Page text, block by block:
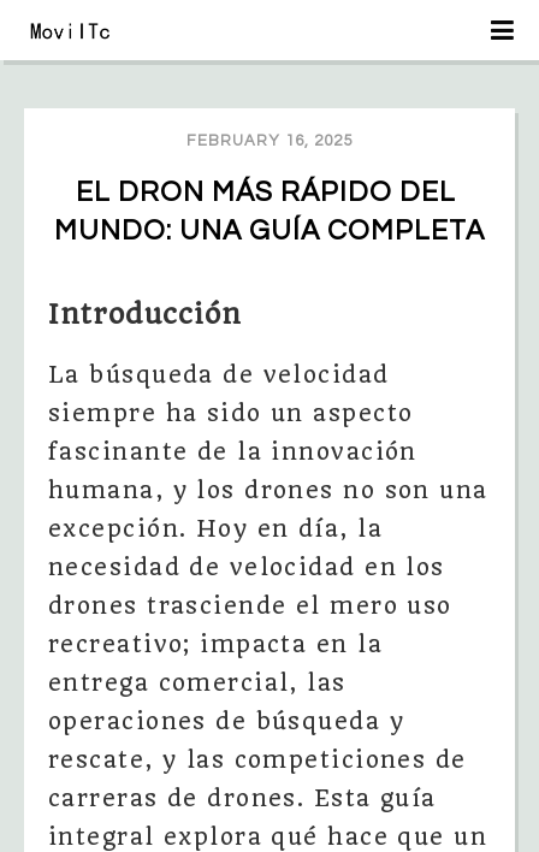
FEBRUARY 16, 2025
EL DRON MÁS RÁPIDO DEL
MUNDO: UNA GUÍA COMPLETA
Introducción
La búsqueda de velocidad
siempre ha sido un aspecto
fascinante de la innovación
humana, y los drones no son una
excepción. Hoy en día, la
necesidad de velocidad en los
drones trasciende el mero uso
recreativo; impacta en la
entrega comercial, las
operaciones de búsqueda y
rescate, y las competiciones de
carreras de drones. Esta guía
integral explora qué hace que un